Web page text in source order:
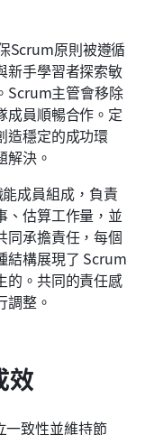
Scrum原則被遵循
新手學習者探索敏
Scrum主管會移除
成員順暢合作。定
造穩定的成功環
解決。
成員組成，負責
、估算工作量，並
同承擔責任，每個
結構展現了 Scrum
的。共同的責任感
調整。
效
一致性並維持節